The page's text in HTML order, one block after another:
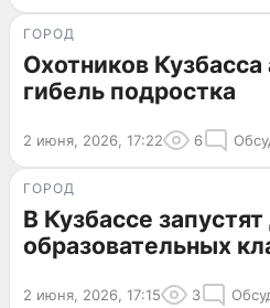
ГОРОД
Охотников Кузбасса
гибель подростка
2 июня, 2026, 17:22 6
ГОРОД
В Кузбассе
образовательных
2 июня, 2026, 17:15 3